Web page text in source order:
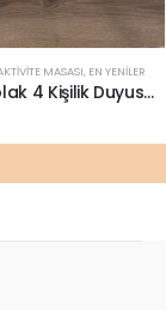
MASASI, EN YENILER
Sekizgen Anaokulu Masa Seti | Kayın Kontraplak 4 Kişilik Duyusal | Lilikids Shop